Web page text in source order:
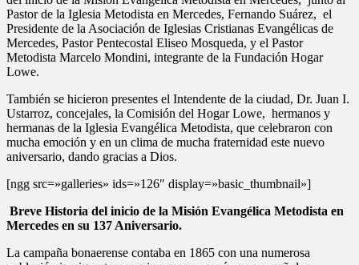
Pastor de la Iglesia Metodista en Mercedes, Fernando Suárez, el
Presidente de la Asociación de Iglesias Cristianas Evangélicas de
Mercedes, Pastor Pentecostal Eliseo Mosqueda, y el Pastor
Metodista Marcelo Mondini, integrante de la Fundación Hogar
Lowe.
También se hicieron presentes el Intendente de la ciudad, Dr. Juan I.
Ustarroz, concejales, la Comisión del Hogar Lowe, hermanos y
hermanas de la Iglesia Evangélica Metodista, que celebraron con
mucha emoción y en un clima de mucha fraternidad este nuevo
aniversario, dando gracias a Dios.
[ngg src=»galleries» ids=»126″ display=»basic_thumbnail»]
Breve Historia del inicio de la Misión Evangélica Metodista en
Mercedes en su 137 Aniversario.
La campaña bonaerense contaba en 1865 con una numerosa